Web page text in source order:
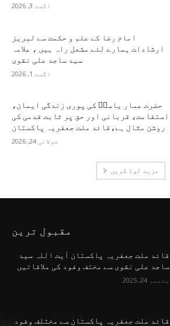
اگست 3, 2026
امام رضا کے علم و حکمت سے لبریز
ارشادات ہمارے لئے مشعل راہ ہیں ، علامہ
سید ساجد علی نقوی
اگست 1, 2026
حضرت عمار یاسرؑ کی پوری زندگی ایمان،
استقامت، قربانی اور حق پر ثابت قدمی کی
روشن مثال ہے،قائد ملت جعفریہ پاکستان
جولائی 24, 2026
مزید لوڈ کریں
مقبول ترین
قائد ملت جعفریہ پاکستان آیت اللہ سید
ساجد علی نقوی سے مختف وفود کی ملاقاتیں
ستمبر 24, 2025
قائد ملت جعفریہ پاکستان سے مختلف وفود